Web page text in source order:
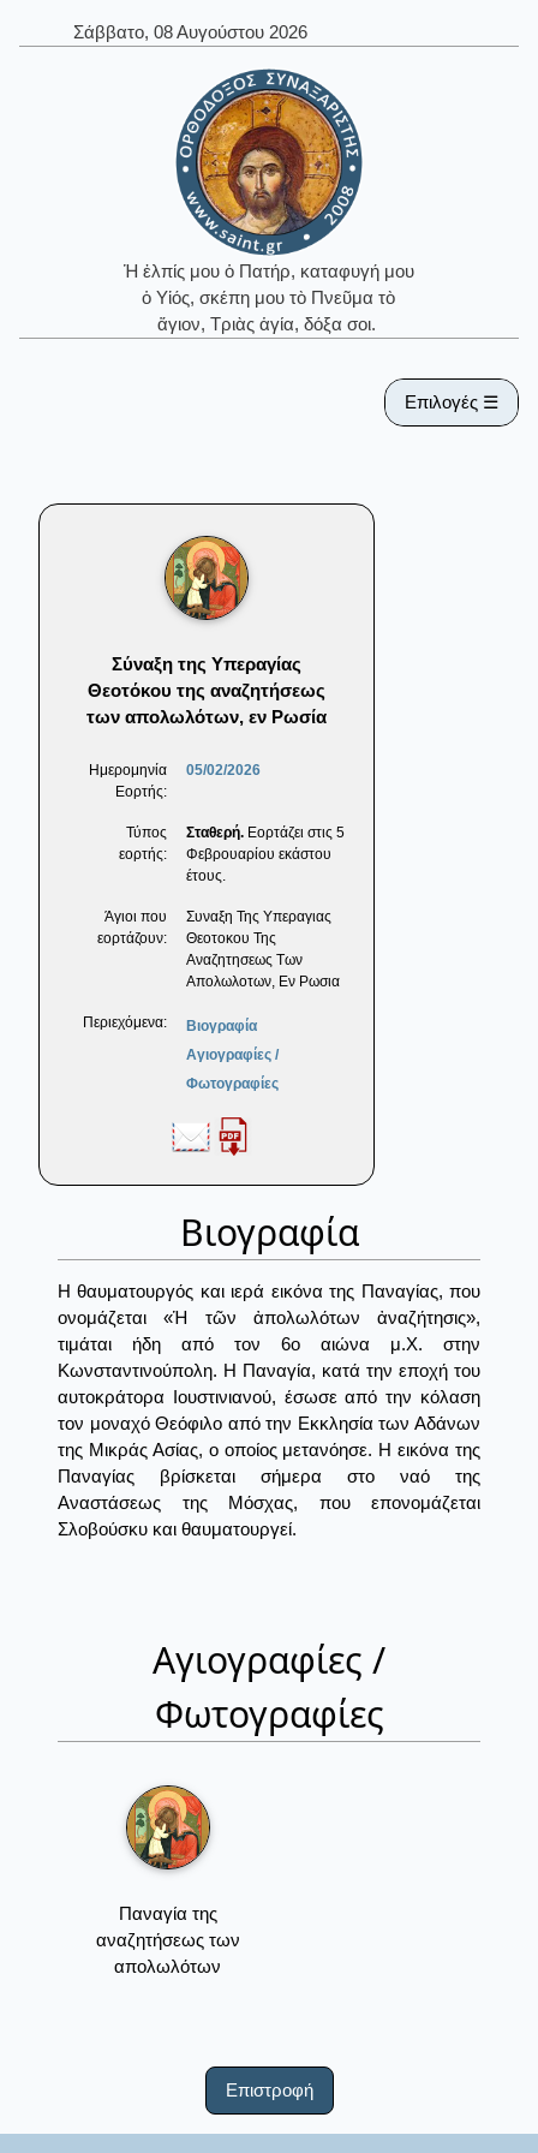
Σάββατο, 08 Αυγούστου 2026
Ἡ ἐλπίς μου ὁ Πατήρ, καταφυγή μου
ὁ Υἱός, σκέπη μου τὸ Πνεῦμα τὸ
ἅγιον, Τριὰς ἁγία, δόξα σοι.
Επιλογές ☰
Σύναξη της Υπεραγίας
Θεοτόκου της αναζητήσεως
των απολωλότων, εν Ρωσία
Ημερομηνία
Εορτής:
05/02/2026
Τύπος
εορτής:
Σταθερή. Εορτάζει στις 5
Φεβρουαρίου εκάστου
έτους.
Άγιοι που
εορτάζουν:
Συναξη Της Υπεραγιας
Θεοτοκου Της
Αναζητησεως Των
Απολωλοτων, Εν Ρωσια
Περιεχόμενα:
Βιογραφία
Αγιογραφίες /
Φωτογραφίες
Βιογραφία
Η θαυματουργός και ιερά εικόνα της Παναγίας, που
ονομάζεται «Ἡ τῶν ἀπολωλότων ἀναζήτησις»,
τιμάται ήδη από τον 6ο αιώνα μ.Χ. στην
Κωνσταντινούπολη. Η Παναγία, κατά την εποχή του
αυτοκράτορα Ιουστινιανού, έσωσε από την κόλαση
τον μοναχό Θεόφιλο από την Εκκλησία των Αδάνων
της Μικράς Ασίας, ο οποίος μετανόησε. Η εικόνα της
Παναγίας βρίσκεται σήμερα στο ναό της
Αναστάσεως της Μόσχας, που επονομάζεται
Σλοβούσκυ και θαυματουργεί.
Αγιογραφίες /
Φωτογραφίες
Παναγία της
αναζητήσεως των
απολωλότων
Επιστροφή